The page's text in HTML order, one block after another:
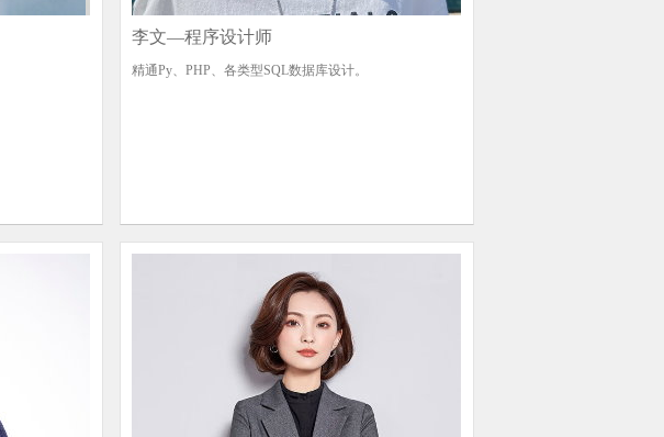
李文—程序设计师
精通Py、PHP、各类型SQL数据库设计。